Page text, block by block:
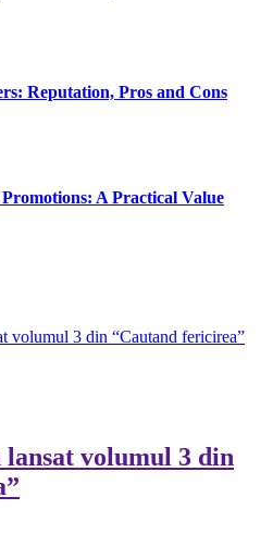
Reputation, Pros and Cons
A Practical Value
volumul 3 din “Cautand fericirea”
volumul 3 din